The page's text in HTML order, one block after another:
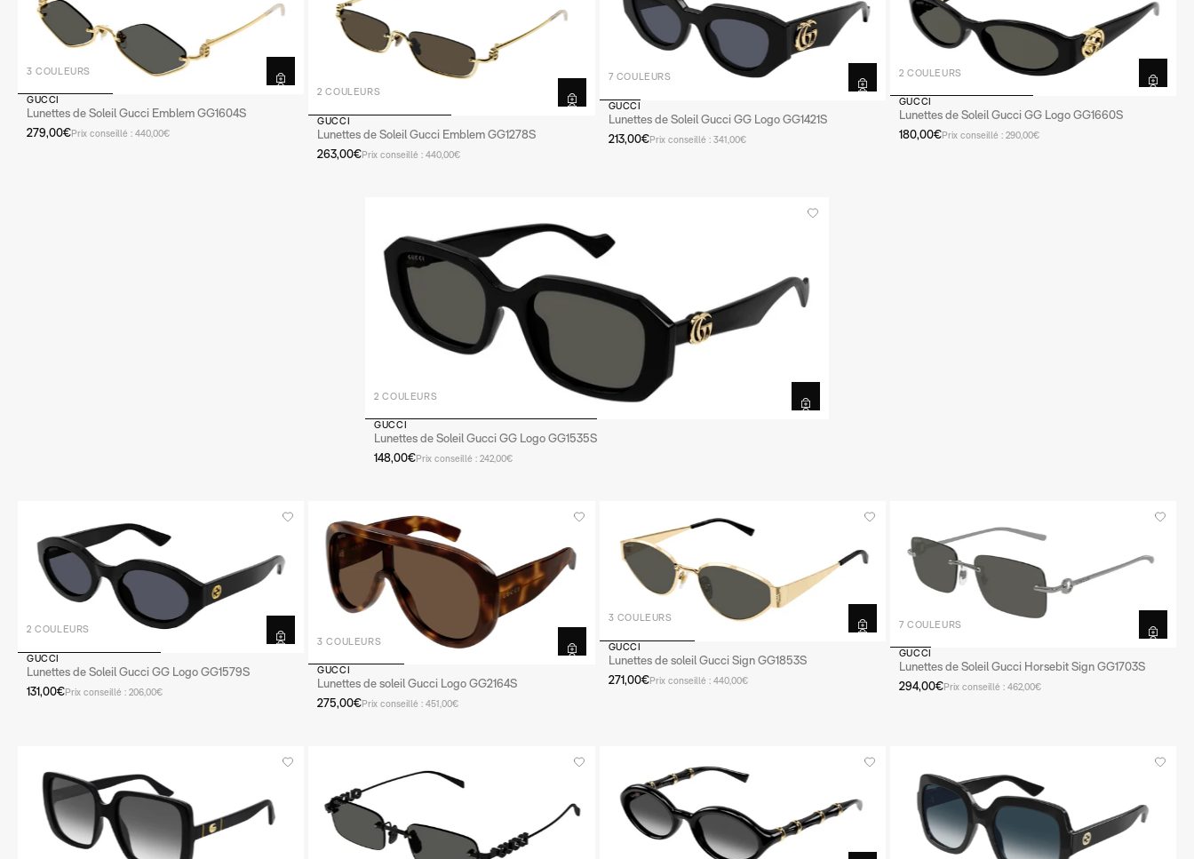
de vue entre 100€ et 350€
santé
3 COULEURS
GUCCI
Lunettes de Soleil Gucci Emblem GG1604S
279,00€Prix conseillé : 440,00€
2 COULEURS
GUCCI
Lunettes de Soleil Gucci Emblem GG1278S
263,00€Prix conseillé : 440,00€
7 COULEURS
GUCCI
Lunettes de Soleil Gucci GG Logo GG1421S
213,00€Prix conseillé : 341,00€
2 COULEURS
GUCCI
Lunettes de Soleil Gucci GG Logo GG1660S
180,00€Prix conseillé : 290,00€
2 COULEURS
GUCCI
Lunettes de Soleil Gucci GG Logo GG1535S
148,00€Prix conseillé : 242,00€
2 COULEURS
GUCCI
Lunettes de Soleil Gucci GG Logo GG1579S
131,00€Prix conseillé : 206,00€
3 COULEURS
GUCCI
Lunettes de soleil Gucci Logo GG2164S
275,00€Prix conseillé : 451,00€
3 COULEURS
GUCCI
Lunettes de soleil Gucci Sign GG1853S
271,00€Prix conseillé : 440,00€
7 COULEURS
GUCCI
Lunettes de Soleil Gucci Horsebit Sign GG1703S
294,00€Prix conseillé : 462,00€